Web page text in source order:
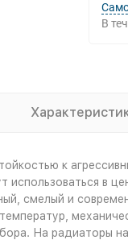
В
к
в
смелый и
На радиаторы